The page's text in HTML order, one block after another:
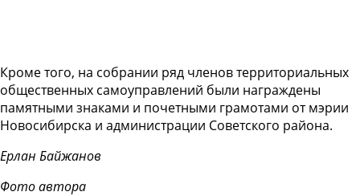
Кроме того, на собрании ряд членов территориальных
общественных самоуправлений были награждены
памятными знаками и почетными грамотами от мэрии
Новосибирска и администрации Советского района.
Ерлан Байжанов
Фото автора